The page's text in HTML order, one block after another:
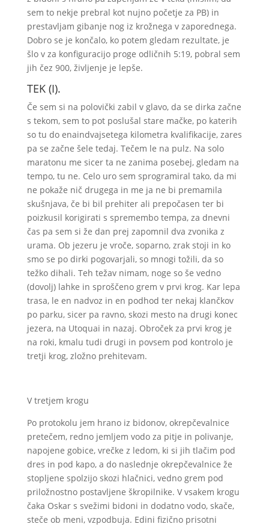
sem to nekje prebral kot nujno početje za PB) in
prestavljam gibanje nog iz krožnega v zaporednega.
Dobro se je končalo, ko potem gledam rezultate, je
šlo v za konfiguracijo proge odličnih 5:19, pobral sem
jih čez 900, življenje je lepše.
TEK (I).
Če sem si na polovički zabil v glavo, da se dirka začne
s tekom, sem to pot poslušal stare mačke, po katerih
so tu do enaindvajsetega kilometra kvalifikacije, zares
pa se začne šele tedaj. Tečem le na pulz. Na solo
maratonu me sicer ta ne zanima posebej, gledam na
tempo, tu ne. Celo uro sem sprogramiral tako, da mi
ne pokaže nič drugega in me ja ne bi premamila
skušnjava, če bi bil prehiter ali prepočasen ter bi
poizkusil korigirati s spremembo tempa, za dnevni
čas pa sem si že dan prej zapomnil dva zvonika z
urama. Ob jezeru je vroče, soparno, zrak stoji in ko
smo se po dirki pogovarjali, so mnogi tožili, da so
težko dihali. Teh težav nimam, noge so še vedno
(dovolj) lahke in sproščeno grem v prvi krog. Kar lepa
trasa, le en nadvoz in en podhod ter nekaj klančkov
po parku, sicer pa ravno, skozi mesto na drugi konec
jezera, na Utoquai in nazaj. Obroček za prvi krog je
na roki, kmalu tudi drugi in povsem pod kontrolo je
tretji krog, zložno prehitevam.
V tretjem krogu
Po protokolu jem hrano iz bidonov, okrepčevalnice
pretečem, redno jemljem vodo za pitje in polivanje,
napojene gobice, vrečke z ledom, ki si jih tlačim pod
dres in pod kapo, a do naslednje okrepčevalnice že
stopljene spolzijo skozi hlačnici, vedno grem pod
priložnostno postavljene škropilnike. V vsakem krogu
čaka Oskar s svežimi bidoni in dodatno vodo, skače,
steče ob meni, vzpodbuja. Edini fizično prisotni